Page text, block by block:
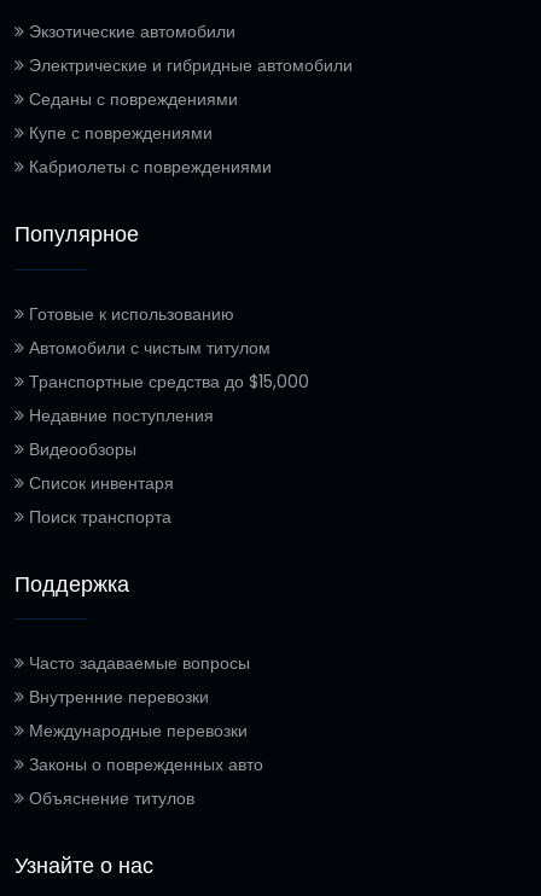
Экзотические автомобили
Электрические и гибридные автомобили
Седаны с повреждениями
Купе с повреждениями
Кабриолеты с повреждениями
Популярное
Готовые к использованию
Автомобили с чистым титулом
Транспортные средства до $15,000
Недавние поступления
Видеообзоры
Список инвентаря
Поиск транспорта
Поддержка
Часто задаваемые вопросы
Внутренние перевозки
Международные перевозки
Законы о поврежденных авто
Объяснение титулов
Узнайте о нас